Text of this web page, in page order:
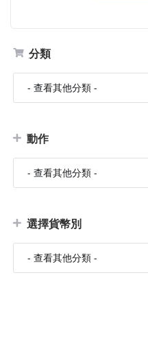
分類
動作
選擇貨幣別